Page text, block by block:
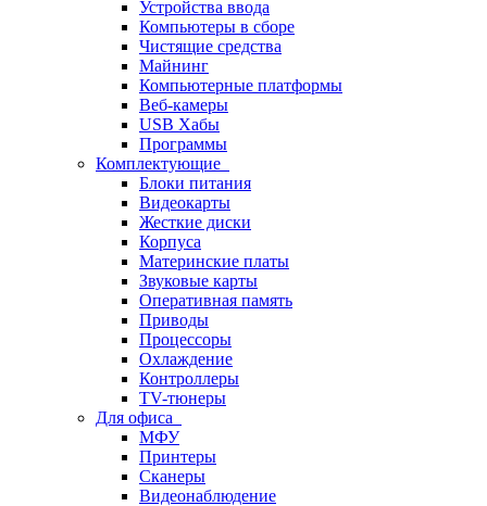
Устройства ввода
Компьютеры в сборе
Чистящие средства
Майнинг
Компьютерные платформы
Веб-камеры
USB Хабы
Программы
Комплектующие
Блоки питания
Видеокарты
Жесткие диски
Корпуса
Материнские платы
Звуковые карты
Оперативная память
Приводы
Процессоры
Охлаждение
Контроллеры
TV-тюнеры
Для офиса
МФУ
Принтеры
Сканеры
Видеонаблюдение